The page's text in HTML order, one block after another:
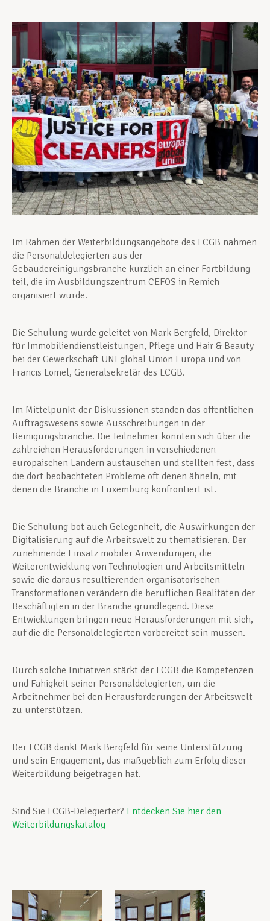
Unterstützung im Privatleben
Berufliche Weiterentwicklung
Mitglied werden
Aktuell
Im Rahmen der Weiterbildungsangebote des LCGB nahmen
die Personaldelegierten aus der
Gebäudereinigungsbranche kürzlich an einer Fortbildung
teil, die im Ausbildungszentrum CEFOS in Remich
organisiert wurde.
Die Schulung wurde geleitet von Mark Bergfeld, Direktor
für Immobiliendienstleistungen, Pflege und Hair & Beauty
bei der Gewerkschaft UNI global Union Europa und von
Francis Lomel, Generalsekretär des LCGB.
Im Mittelpunkt der Diskussionen standen das öffentlichen
Auftragswesens sowie Ausschreibungen in der
Reinigungsbranche. Die Teilnehmer konnten sich über die
zahlreichen Herausforderungen in verschiedenen
europäischen Ländern austauschen und stellten fest, dass
die dort beobachteten Probleme oft denen ähneln, mit
denen die Branche in Luxemburg konfrontiert ist.
Die Schulung bot auch Gelegenheit, die Auswirkungen der
Digitalisierung auf die Arbeitswelt zu thematisieren. Der
zunehmende Einsatz mobiler Anwendungen, die
Weiterentwicklung von Technologien und Arbeitsmitteln
sowie die daraus resultierenden organisatorischen
Transformationen verändern die beruflichen Realitäten der
Beschäftigten in der Branche grundlegend. Diese
Entwicklungen bringen neue Herausforderungen mit sich,
auf die die Personaldelegierten vorbereitet sein müssen.
Durch solche Initiativen stärkt der LCGB die Kompetenzen
und Fähigkeit seiner Personaldelegierten, um die
Arbeitnehmer bei den Herausforderungen der Arbeitswelt
zu unterstützen.
Der LCGB dankt Mark Bergfeld für seine Unterstützung
und sein Engagement, das maßgeblich zum Erfolg dieser
Weiterbildung beigetragen hat.
Sind Sie LCGB-Delegierter? Entdecken Sie hier den
Weiterbildungskatalog